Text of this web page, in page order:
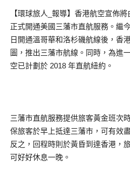
【環球旅人_報導】香港航空宣佈將
正式開通美國三藩市直航服務。繼
日開通溫哥華和洛杉磯航線後，香
圖，推出三藩市航線。同時，為進
空已計劃於 2018 年直航紐約。
三藩市直航服務提供旅客黃金班次
保旅客於早上抵達三藩市，可有效
反之，回程時則於黃昏到達香港，
可好好休息一晚。